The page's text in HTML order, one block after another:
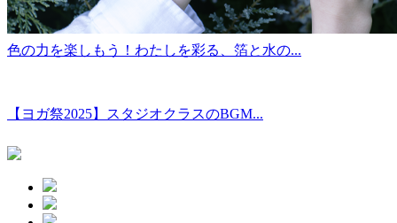
色の力を楽しもう！わたしを彩る、箔と水の...
【ヨガ祭2025】スタジオクラスのBGM...